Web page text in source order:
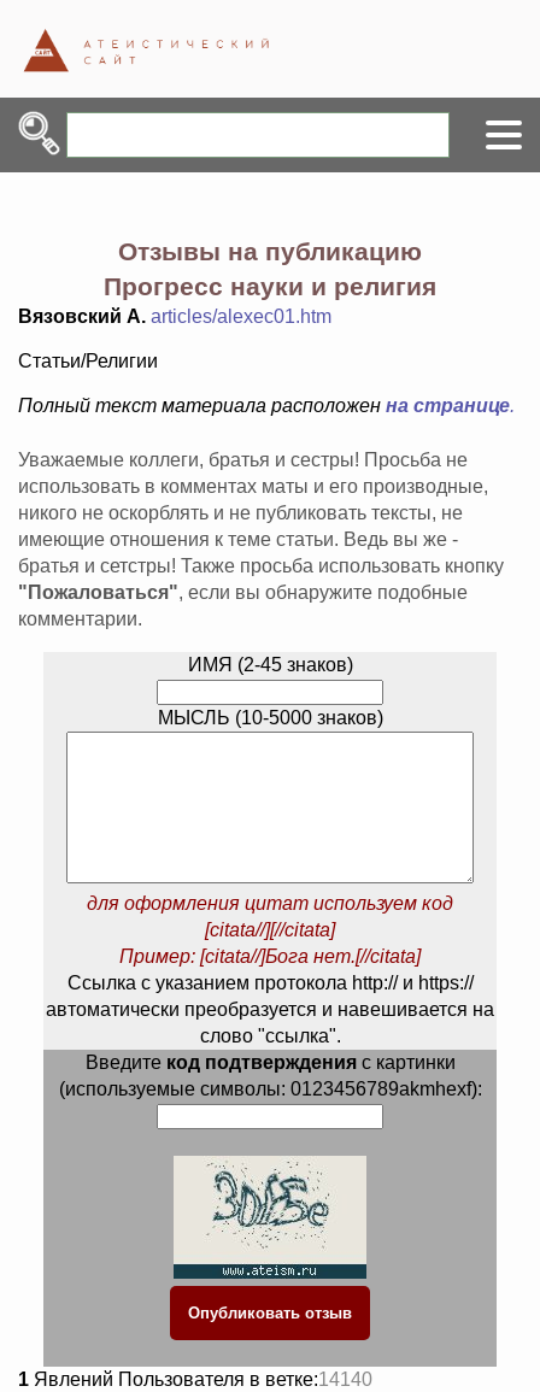
Отзывы на публикацию
Прогресс науки и религия
Вязовский А. articles/alexec01.htm
Статьи/Религии
Полный текст материала расположен на странице.
Уважаемые коллеги, братья и сестры! Просьба не
использовать в комментах маты и его производные,
никого не оскорблять и не публиковать тексты, не
имеющие отношения к теме статьи. Ведь вы же -
братья и сетстры! Также просьба использовать кнопку
"Пожаловаться", если вы обнаружите подобные
комментарии.
ИМЯ (2-45 знаков)
МЫСЛЬ (10-5000 знаков)
для оформления цитат используем код
[citata//][//citata]
Пример: [citata//]Бога нет.[//citata]
Ссылка с указанием протокола http:// и https://
автоматически преобразуется и навешивается на
слово "ссылка".
Введите код подтвержденияс картинки
(используемые символы: 0123456789akmhexf):
1 Явлений Пользователя в ветке:14140